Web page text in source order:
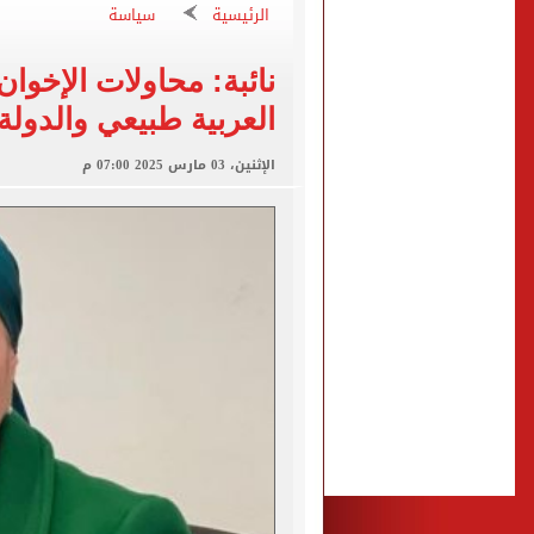
عبد الله السعيد يواصل
شيكو بانزا يخطر الزمالك
رسميا.. اتحاد الكرة يعلن
براءة المتهم بقتل والدته بـ12 طعنة والشروع في قتل شقيقته بالشرقية
الرئيسية سياسة
نائبة: محاولات
العربية طبيعي
الإثنين، 03 مارس 2025 07:00 م